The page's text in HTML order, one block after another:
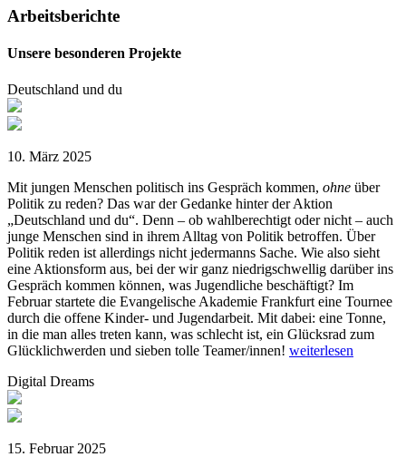
Arbeitsberichte
Unsere besonderen Projekte
Deutschland und du
10. März 2025
Mit jungen Menschen politisch ins Gespräch kommen, ohne über
Politik zu reden? Das war der Gedanke hinter der Aktion
„Deutschland und du“. Denn – ob wahlberechtigt oder nicht – auch
junge Menschen sind in ihrem Alltag von Politik betroffen. Über
Politik reden ist allerdings nicht jedermanns Sache. Wie also sieht
eine Aktionsform aus, bei der wir ganz niedrigschwellig darüber ins
Gespräch kommen können, was Jugendliche beschäftigt? Im
Februar startete die Evangelische Akademie Frankfurt eine Tournee
durch die offene Kinder- und Jugendarbeit. Mit dabei: eine Tonne,
in die man alles treten kann, was schlecht ist, ein Glücksrad zum
Glücklichwerden und sieben tolle Teamer/innen! weiterlesen
Digital Dreams
15. Februar 2025